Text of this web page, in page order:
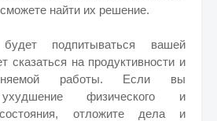
найти их решение.
подпитываться вашей
сказаться на продуктивности и
работы. Если вы
ухудшение физического и
состояния, отложите дела и